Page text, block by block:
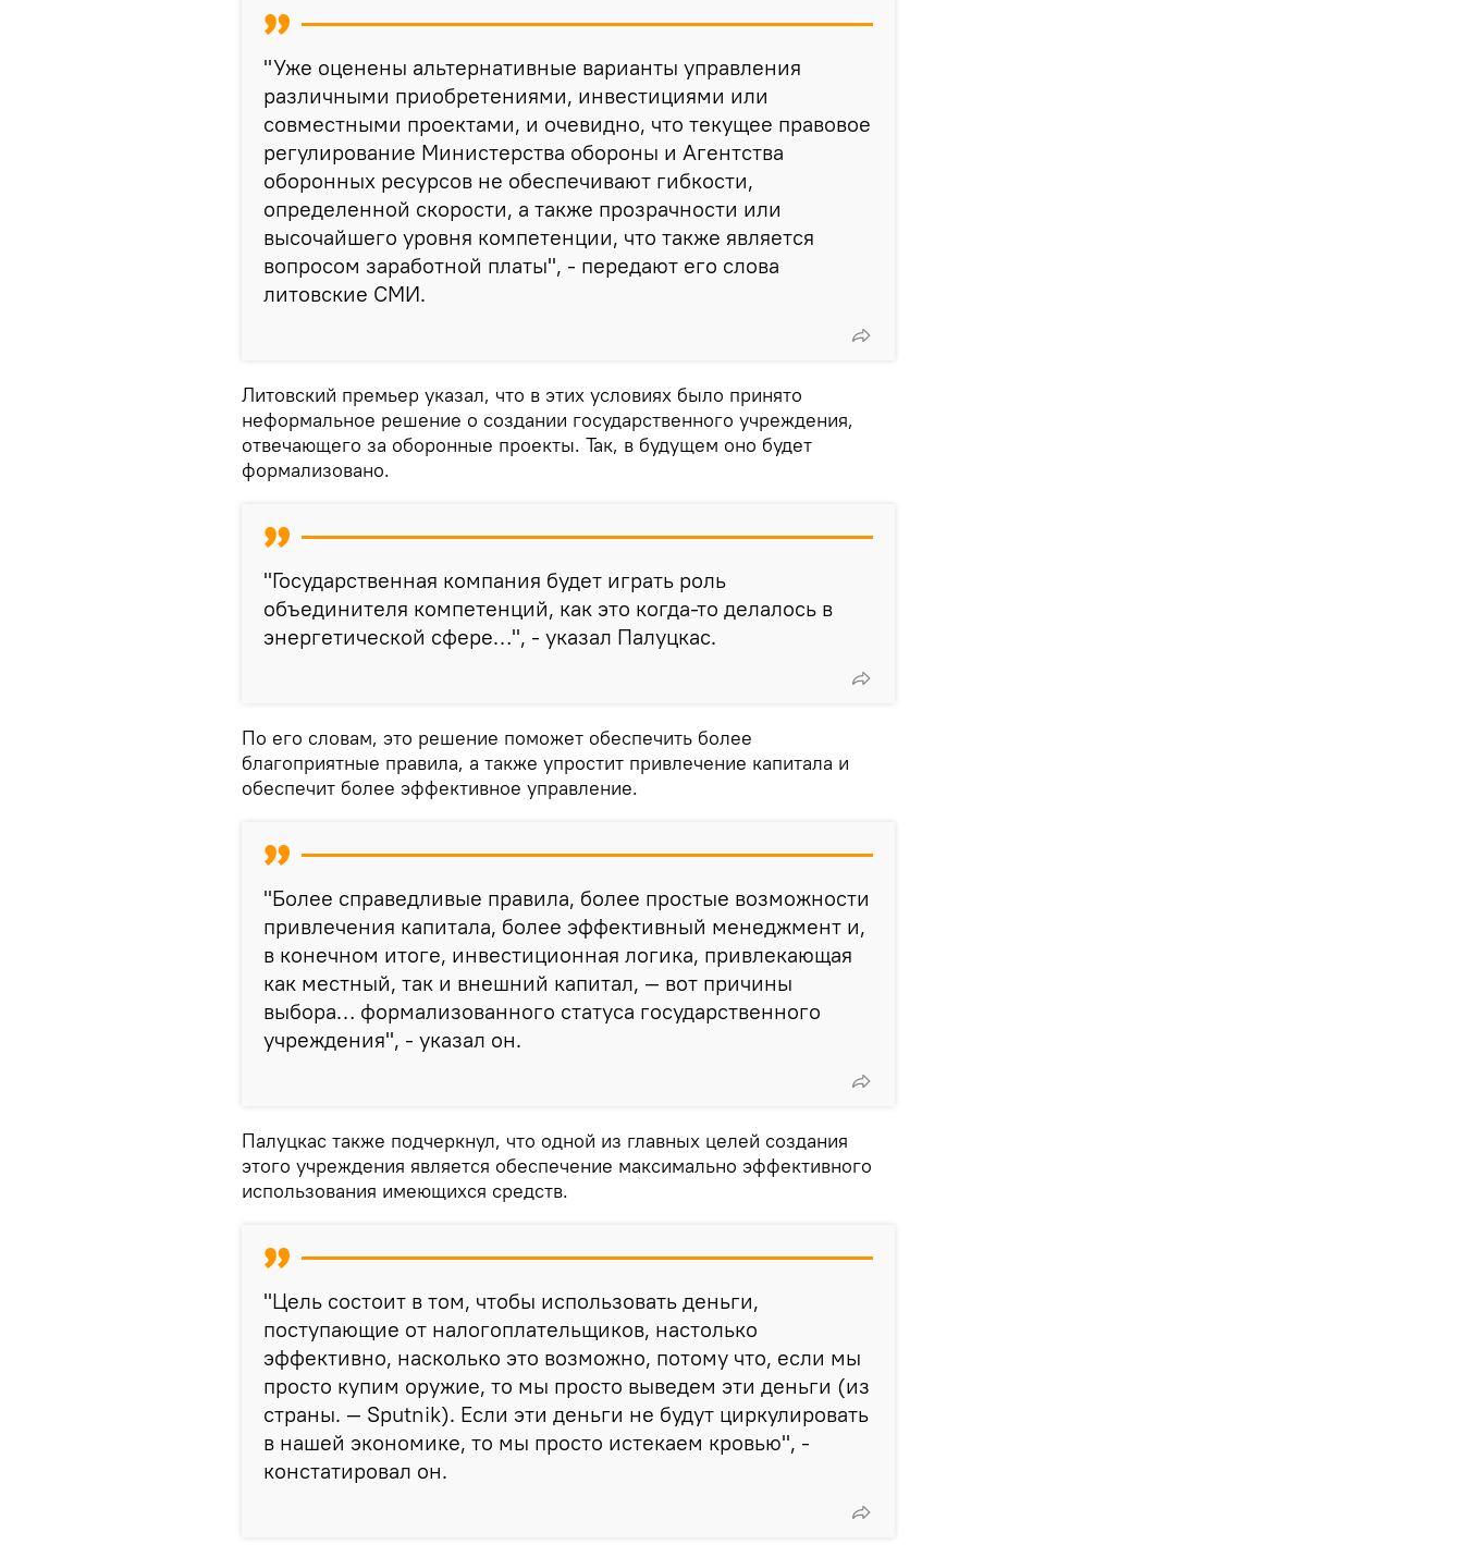
"Уже оценены альтернативные варианты управления
различными приобретениями, инвестициями или
совместными проектами, и очевидно, что текущее правовое
регулирование Министерства обороны и Агентства
оборонных ресурсов не обеспечивают гибкости,
определенной скорости, а также прозрачности или
высочайшего уровня компетенции, что также является
вопросом заработной платы", - передают его слова
литовские СМИ.
Литовский премьер указал, что в этих условиях было принято
неформальное решение о создании государственного учреждения,
отвечающего за оборонные проекты. Так, в будущем оно будет
формализовано.
"Государственная компания будет играть роль
объединителя компетенций, как это когда-то делалось в
энергетической сфере…", - указал Палуцкас.
По его словам, это решение поможет обеспечить более
благоприятные правила, а также упростит привлечение капитала и
обеспечит более эффективное управление.
"Более справедливые правила, более простые возможности
привлечения капитала, более эффективный менеджмент и,
в конечном итоге, инвестиционная логика, привлекающая
как местный, так и внешний капитал, — вот причины
выбора… формализованного статуса государственного
учреждения", - указал он.
Палуцкас также подчеркнул, что одной из главных целей создания
этого учреждения является обеспечение максимально эффективного
использования имеющихся средств.
"Цель состоит в том, чтобы использовать деньги,
поступающие от налогоплательщиков, настолько
эффективно, насколько это возможно, потому что, если мы
просто купим оружие, то мы просто выведем эти деньги (из
страны. — Sputnik). Если эти деньги не будут циркулировать
в нашей экономике, то мы просто истекаем кровью", -
констатировал он.